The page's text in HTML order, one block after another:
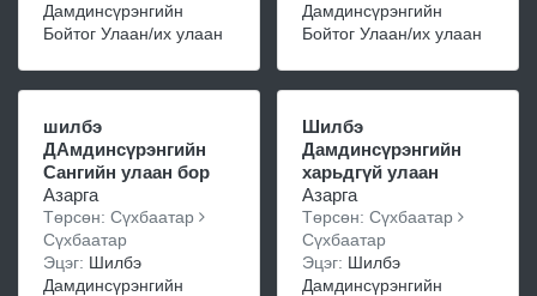
Дамдинсүрэнгийн
Бойтог Улаан/их улаан
шилбэ
ДАмдинсүрэнгийн
Сангийн улаан бор
Азарга
Төрсөн: Сүхбаатар
Сүхбаатар
Эцэг: Шилбэ
Дамдинсүрэнгийн
Дамдинсүрэнгийн
Бойтог Улаан/их улаан
Шилбэ
Дамдинсүрэнгийн
харьдгүй улаан
Азарга
Төрсөн: Сүхбаатар
Сүхбаатар
Эцэг: Шилбэ
Дамдинсүрэнгийн